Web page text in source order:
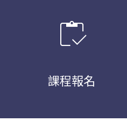
inventory
課程報名